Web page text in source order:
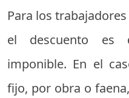
Para los
el descuento es
imponible. En el
fijo, por obra o